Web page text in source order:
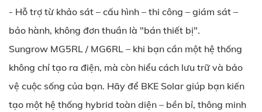
- Hỗ trợ từ khảo sát – cấu hình – thi công – giám sát –
bảo hành, không đơn thuần là "bán thiết bị".
Sungrow MG5RL / MG6RL – khi bạn cần một hệ thống
không chỉ tạo ra điện, mà còn hiểu cách lưu trữ và bảo
vệ cuộc sống của bạn. Hãy để BKE Solar giúp bạn kiến
tạo một hệ thống hybrid toàn diện – bền bỉ, thông minh